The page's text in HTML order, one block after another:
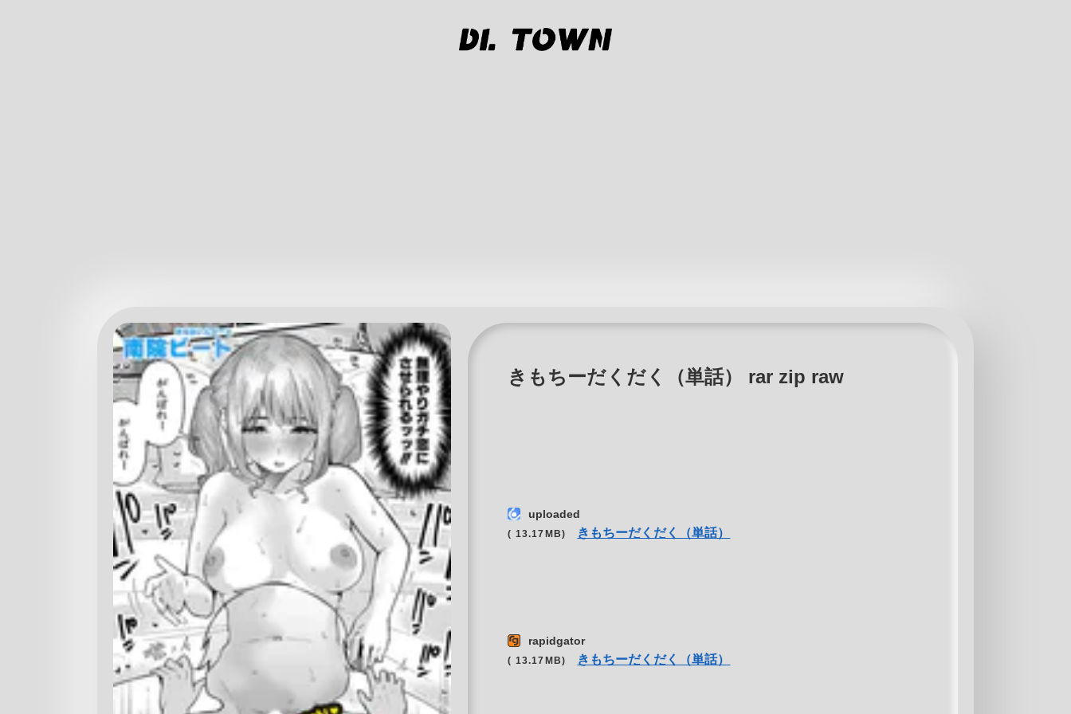
きもちーだくだく（単話） rar zip raw
uploaded
( 13.17MB) きもちーだくだく（単話）
rapidgator
( 13.17MB) きもちーだくだく（単話）